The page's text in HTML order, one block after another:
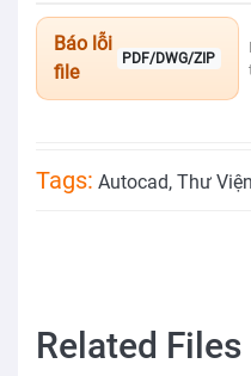
Báo lỗi
file
PDF/DWG/ZIP
Tags: Autocad, Thư
Related Files